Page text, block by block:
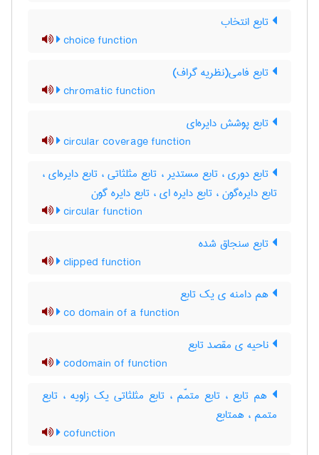
تابع انتخاب
choice function
تابع فامی(نظریه گراف)
chromatic function
تابع پوشش دایره‌ای
circular coverage function
تابع دوری ، تابع مستدیر ، تابع مثلثاتی ، تابع دایره‌ای ،
تابع دایره‌گون ، تابع دایره ای ، تابع دایره گون
circular function
تابع سنجاق شده
clipped function
هم دامنه ی یک تابع
co domain of a function
ناحیه ی مقصد تابع
codomain of function
هم تابع ، تابع متمّم ، تابع مثلثاتی یک زاویه ، تابع
متمم ، همتابع
cofunction